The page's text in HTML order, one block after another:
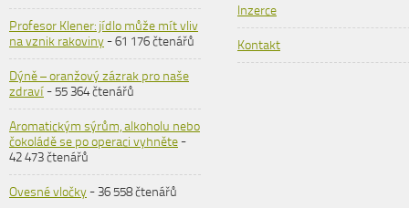
Profesor Klener: jídlo může mít vliv
na vznik rakoviny- 61 176 čtenářů
Dýně – oranžový zázrak pro naše
zdraví- 55 364 čtenářů
Aromatickým sýrům, alkoholu nebo
čokoládě se po operaci vyhněte-
42 473 čtenářů
Ovesné vločky- 36 558 čtenářů
Inzerce
Kontakt